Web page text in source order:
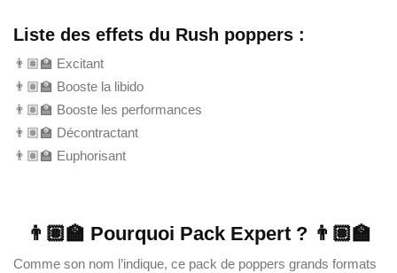
Liste des effets du Rush poppers :
👨🏽‍🏫 Excitant
👨🏽‍🏫 Booste la libido
👨🏽‍🏫 Booste les performances
👨🏽‍🏫 Décontractant
👨🏽‍🏫 Euphorisant
👨🏽‍🏫 Pourquoi Pack Expert ? 👨🏽‍🏫
Comme son nom l’indique, ce pack de poppers grands formats